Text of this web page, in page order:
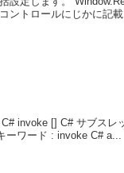
ントロールにじかに記
invoke [] C# サブスレ
ワード : invoke C# a...